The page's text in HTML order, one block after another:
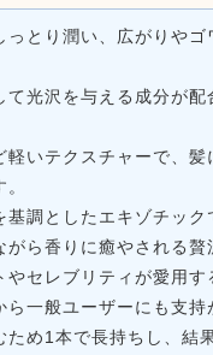
っとり潤い、広がりや
て光沢を与える成分が
軽いテクスチャーで、
基調としたエキゾチッ
ら香りに癒やされる贅
やセレブリティが愛用
一般ユーザーにも支持
ため1本で長持ちし、結